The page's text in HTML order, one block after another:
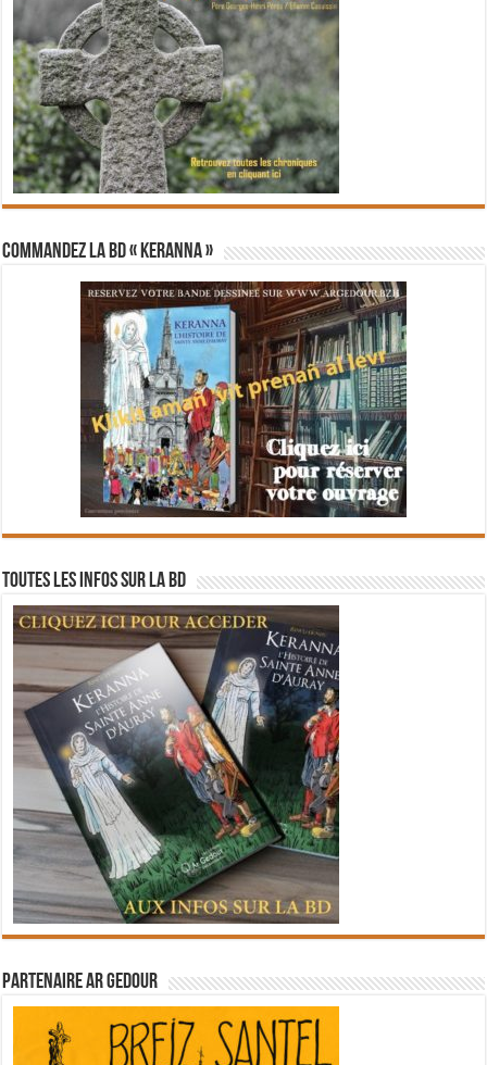
Commandez la BD « Keranna »
Toutes les infos sur la BD
Partenaire Ar Gedour